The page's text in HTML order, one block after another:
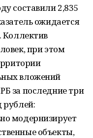
составили 2,835
ожидается
Коллектив
при этом
вложений
за последние три
рублей:
модернизирует
объекты,